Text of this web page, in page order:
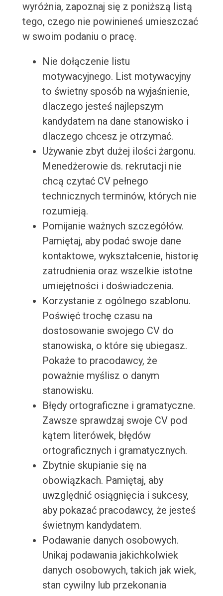
wyróżnia, zapoznaj się z poniższą listą
tego, czego nie powinieneś umieszczać
w swoim podaniu o pracę.
Nie dołączenie listu
motywacyjnego. List motywacyjny
to świetny sposób na wyjaśnienie,
dlaczego jesteś najlepszym
kandydatem na dane stanowisko i
dlaczego chcesz je otrzymać.
Używanie zbyt dużej ilości żargonu.
Menedżerowie ds. rekrutacji nie
chcą czytać CV pełnego
technicznych terminów, których nie
rozumieją.
Pomijanie ważnych szczegółów.
Pamiętaj, aby podać swoje dane
kontaktowe, wykształcenie, historię
zatrudnienia oraz wszelkie istotne
umiejętności i doświadczenia.
Korzystanie z ogólnego szablonu.
Poświęć trochę czasu na
dostosowanie swojego CV do
stanowiska, o które się ubiegasz.
Pokaże to pracodawcy, że
poważnie myślisz o danym
stanowisku.
Błędy ortograficzne i gramatyczne.
Zawsze sprawdzaj swoje CV pod
kątem literówek, błędów
ortograficznych i gramatycznych.
Zbytnie skupianie się na
obowiązkach. Pamiętaj, aby
uwzględnić osiągnięcia i sukcesy,
aby pokazać pracodawcy, że jesteś
świetnym kandydatem.
Podawanie danych osobowych.
Unikaj podawania jakichkolwiek
danych osobowych, takich jak wiek,
stan cywilny lub przekonania